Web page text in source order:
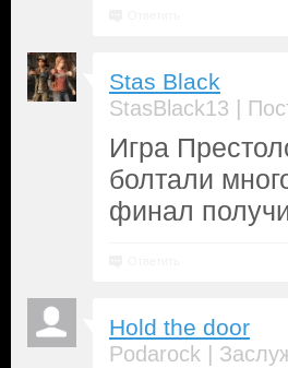
Stas Black
StasBlack13 |
Игра
болтали
финал
Hold the door
Podarock |